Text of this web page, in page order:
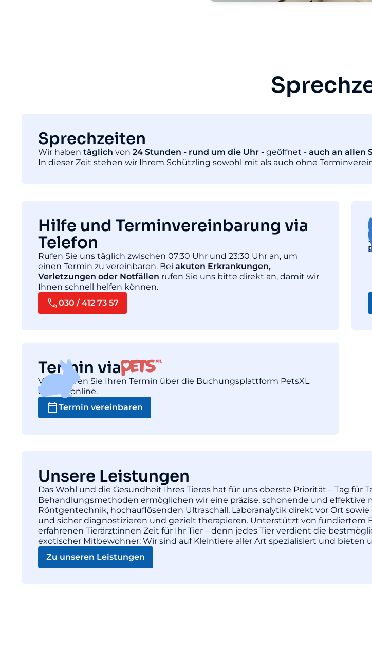
Sprechzeiten
Wir haben täglich von 24 Stunden - rund um die Uhr - geöffnet - auch an allen
In dieser Zeit stehen wir Ihrem Schützling sowohl mit als auch ohne
Hilfe und Terminvereinbarung via
Telefon
Rufen Sie uns täglich zwischen 07:30 Uhr und 23:30 Uhr an, um
einen Termin zu vereinbaren. Bei akuten Erkrankungen,
Verletzungen oder Notfällen rufen Sie uns bitte direkt an, damit wir
Ihnen schnell helfen können.
030 / 412 73 57
Termin via
Vereinbaren Sie Ihren Termin über die Buchungsplattform PetsXL
einfach online.
Termin vereinbaren
Unsere Leistungen
Das Wohl und die Gesundheit Ihres Tieres hat für uns oberste Priorität – Tag
Behandlungsmethoden ermöglichen wir eine präzise, schonende und
Röntgentechnik, hochauflösenden Ultraschall, Laboranalytik direkt vor Ort
und sicher diagnostizieren und gezielt therapieren. Unterstützt von fundiertem
erfahrenen Tierärzt:innen Zeit für Ihr Tier – denn jedes Tier verdient die
exotischer Mitbewohner: Wir sind auf Kleintiere aller Art spezialisiert und
Zu unseren Leistungen